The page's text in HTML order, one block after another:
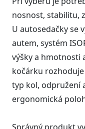
nosnost, stabilitu,
U autosedačky se
autem, systém
výšky a hmotnosti
kočárku
typ kol, odpružení
ergonomická